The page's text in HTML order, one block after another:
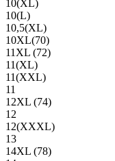
10(XL)
10(L)
10,5(XL)
10XL(70)
11XL (72)
11(XL)
11(XXL)
11
12XL (74)
12
12(ХХХL)
13
14XL (78)